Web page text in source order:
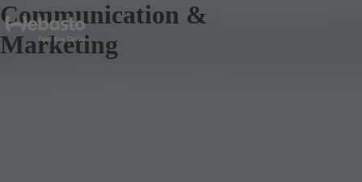
Communication &
Marketing